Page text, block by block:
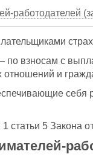
работодателей
– по взносам с
отношений и
себя
1 статьи 5 Закона